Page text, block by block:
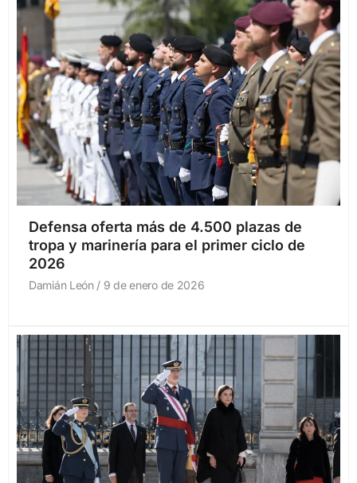
Defensa oferta más de 4.500 plazas de
tropa y marinería para el primer ciclo de
2026
Damián León 9 de enero de 2026